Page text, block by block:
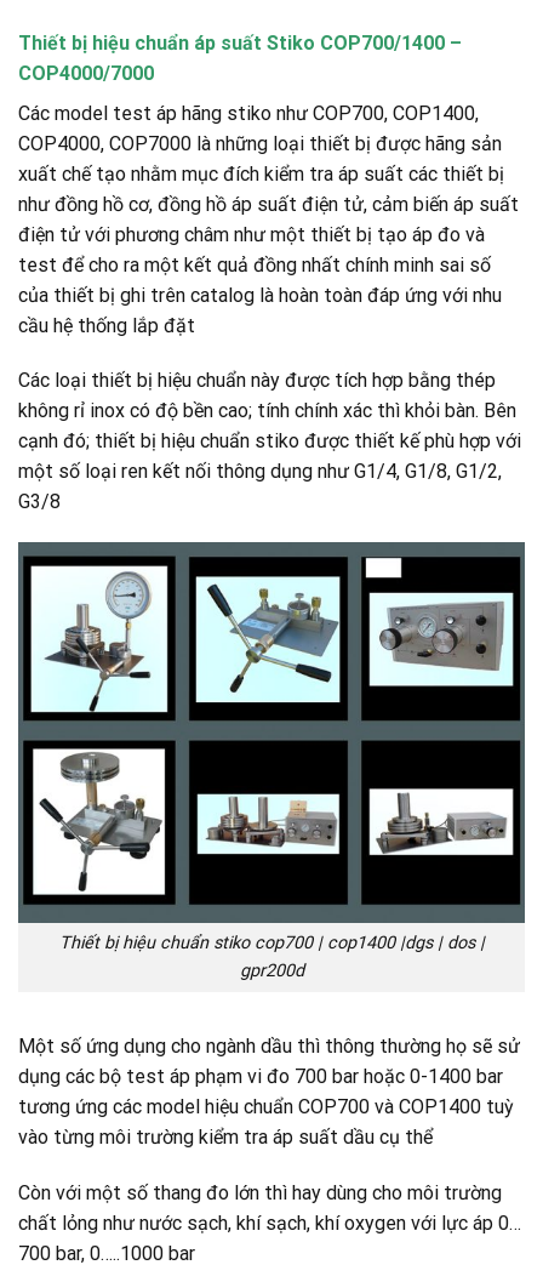
Thiết bị hiệu chuẩn áp suất Stiko COP700/1400 –
COP4000/7000
Các model test áp hãng stiko như COP700, COP1400,
COP4000, COP7000 là những loại thiết bị được hãng sản
xuất chế tạo nhằm mục đích kiểm tra áp suất các thiết bị
như đồng hồ cơ, đồng hồ áp suất điện tử, cảm biến áp suất
điện tử với phương châm như một thiết bị tạo áp đo và
test để cho ra một kết quả đồng nhất chính minh sai số
của thiết bị ghi trên catalog là hoàn toàn đáp ứng với nhu
cầu hệ thống lắp đặt
Các loại thiết bị hiệu chuẩn này được tích hợp bằng thép
không rỉ inox có độ bền cao; tính chính xác thì khỏi bàn. Bên
cạnh đó; thiết bị hiệu chuẩn stiko được thiết kế phù hợp với
một số loại ren kết nối thông dụng như G1/4, G1/8, G1/2,
G3/8
Thiết bị hiệu chuẩn stiko cop700 | cop1400 |dgs | dos |
gpr200d
Một số ứng dụng cho ngành dầu thì thông thường họ sẽ sử
dụng các bộ test áp phạm vi đo 700 bar hoặc 0-1400 bar
tương ứng các model hiệu chuẩn COP700 và COP1400 tuỳ
vào từng môi trường kiểm tra áp suất dầu cụ thể
Còn với một số thang đo lớn thì hay dùng cho môi trường
chất lỏng như nước sạch, khí sạch, khí oxygen với lực áp 0…
700 bar, 0…..1000 bar